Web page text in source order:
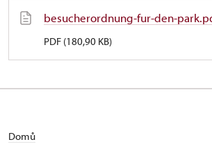
besucherordnung-fur-den-
PDF (180,90 KB)
Domů